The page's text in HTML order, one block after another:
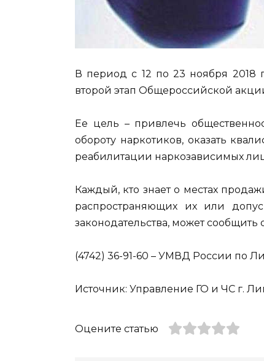
В период с 12 по 23 ноября 2018
второй этап Общероссийской
Ее цель – привлечь
обороту наркотиков, оказать
реабилитации наркозависимых
Каждый, кто знает о местах
распространяющих их или
законодательства, может сообщить
(4742) 36-91-60 – УМВД России по
Источник: Управление ГО и ЧС г.
Оцените статью